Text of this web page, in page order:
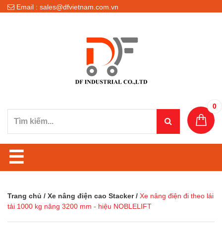
Email : sales@dfvietnam.com.vn
0
☰
Trang chủ / Xe nâng điện cao Stacker / Xe nâng điện đi theo lái
tải 1000 kg nâng 3200 mm - hiệu NOBLELIFT